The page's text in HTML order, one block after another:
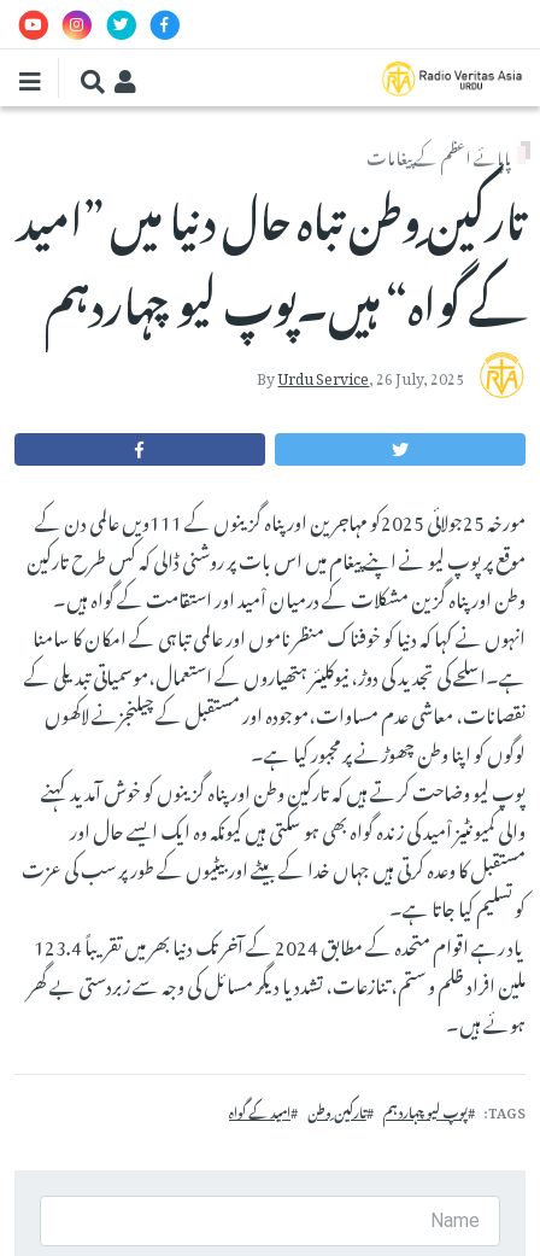
پاپائے اعظم کے پیغامات
تارکین ِوطن تباہ حال دنیا میں ”امید
کے گواہ“ ہیں۔پوپ لیو چہاردہم
ByUrdu Service,26 July, 2025
مورخہ 25جولائی 2025کو مہاجرین اور پناہ گزینوں کے 111ویں عالمی دن کے
موقع پر پوپ لیو نے اپنے پیغام میں اس بات پر روشنی ڈالی کہ کس طرح تارکین
وطن اور پناہ گزین مشکلات کے درمیان اْمید اور استقامت کے گواہ ہیں۔
انہوں نے کہا کہ دنیا کو خوفناک منظرناموں اور عالمی تباہی کے امکان کا سامنا
ہے۔اسلحے کی تجدید کی دوڑ، نیوکلیئر ہتھیاروں کے استعمال،موسمیاتی تبدیلی کے
نقصانات، معاشی عدم مساوات،موجودہ اور مستقبل کے چیلنجزنے لاکھوں
لوگوں کو اپنا وطن چھوڑنے پر مجبور کیا ہے۔
پوپ لیو وضاحت کرتے ہیں کہ تارکین وطن اور پناہ گزینوں کو خوش آمدید کہنے
والی کمیونٹیز اْمید کی زندہ گواہ بھی ہو سکتی ہیں کیونکہ وہ ایک ایسے حال اور
مستقبل کا وعدہ کرتی ہیں جہاں خدا کے بیٹے اور بیٹیوں کے طور پر سب کی عزت
کو تسلیم کیا جاتا ہے۔
یاد رہے اقوام متحدہ کے مطابق 2024 کے آخر تک دنیا بھر میں تقریباً 123.4
ملین افراد ظلم و ستم، تنازعات، تشدد یا دیگر مسائل کی وجہ سے زبردستی بے گھر
ہوئے ہیں۔
TAGS پوپ لیو چہاردہم تارکین ِوطن امید کے گواہ